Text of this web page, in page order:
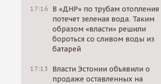
17:16 В «ДНР» по трубам отопления
потечет зеленая вода. Таким
образом «власти» решили
бороться со сливом воды из
батарей
17:13
Власти Эстонии объявили о
продаже оставленных на